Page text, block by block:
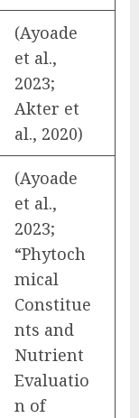
(Ayoade
et al.,
2023;
Akter et
al., 2020)
(Ayoade
et al.,
2023;
“Phytoch
mical
Constitue
nts and
Nutrient
Evaluatio
n of